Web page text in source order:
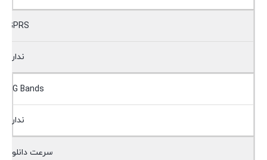
GPRS
ندارد
2G Bands
ندارد
سرعت دانلود